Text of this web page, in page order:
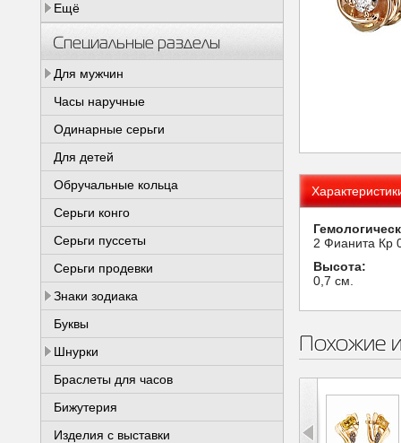
Ещё
Специальные разделы
Для мужчин
Часы наручные
Одинарные серьги
Для детей
Обручальные кольца
Серьги конго
Серьги пуссеты
Серьги продевки
Знаки зодиака
Буквы
Шнурки
Браслеты для часов
Бижутерия
Изделия с выставки
2 Фианита Кр
Высота:
0,7 см.
Похожие